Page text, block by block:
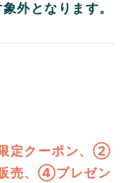
外となります。
定クーポン、②
売、④プレゼン